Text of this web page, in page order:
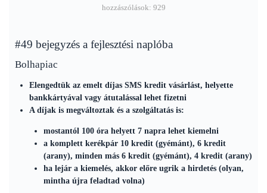
hozzászólások: 929
#49 bejegyzés a fejlesztési naplóba
Bolhapiac
Elengedtük az emelt díjas SMS kredit vásárlást, helyette
bankkártyával vagy átutalással lehet fizetni
A díjak is megváltoztak és a szolgáltatás is:
mostantól 100 óra helyett 7 napra lehet kiemelni
a komplett kerékpár 10 kredit (gyémánt), 6 kredit
(arany), minden más 6 kredit (gyémánt), 4 kredit (arany)
ha lejár a kiemelés, akkor előre ugrik a hirdetés (olyan,
mintha újra feladtad volna)